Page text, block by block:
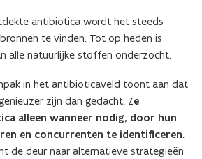
antibiotica wordt het steeds
te vinden. Tot op heden is
alle natuurlijke stoffen onderzocht.
in het antibioticaveld toont aan dat
zijn dan gedacht. Ze
alleen wanneer nodig, door hun
en concurrenten te identificeren.
de deur naar alternatieve strategieën